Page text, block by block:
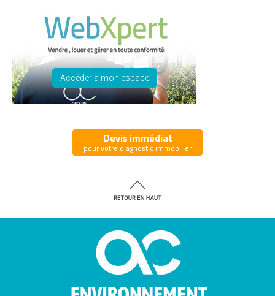
Accéder à mon espace
Devis immédiat
pour votre diagnostic immobilier